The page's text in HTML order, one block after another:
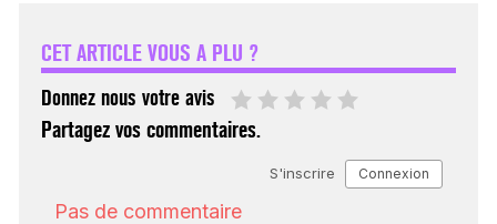
CET ARTICLE VOUS A PLU ?
Donnez nous votre avis
Partagez vos commentaires.